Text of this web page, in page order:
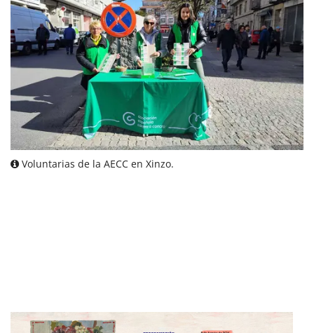
Voluntarias de la AECC en Xinzo.